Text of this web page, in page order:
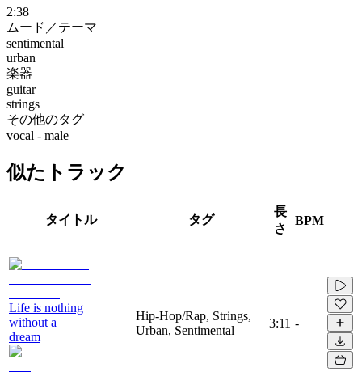
2:38
ムード／テーマ
sentimental
urban
楽器
guitar
strings
その他のタグ
vocal - male
似たトラック
タイトル タグ
長
さ
BPM
Life is nothing
without a
dream
Hip-Hop/Rap, Strings,
Urban, Sentimental
3:11 -